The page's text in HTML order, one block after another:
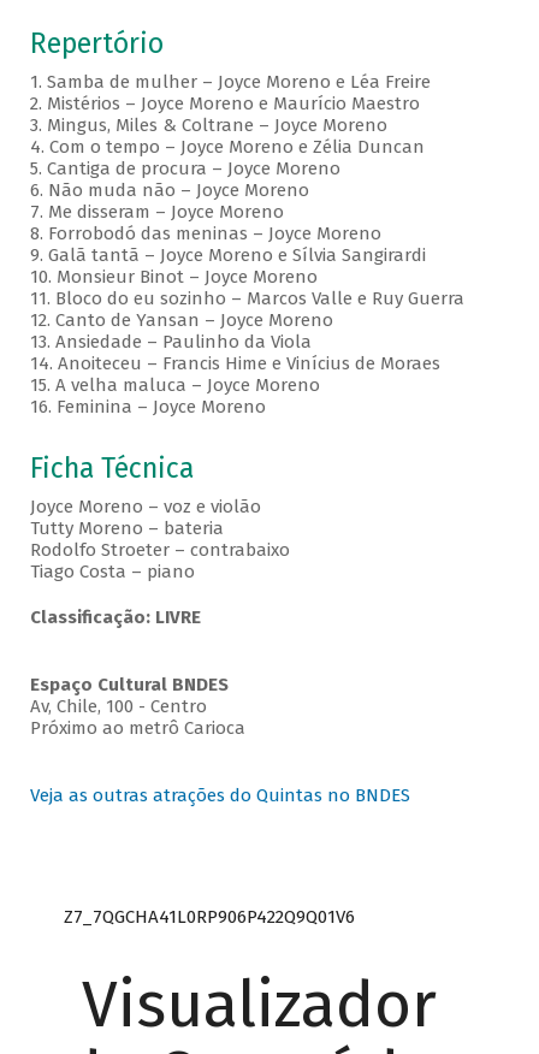
Repertório
1. Samba de mulher – Joyce Moreno e Léa Freire
2. Mistérios – Joyce Moreno e Maurício Maestro
3. Mingus, Miles & Coltrane – Joyce Moreno
4. Com o tempo – Joyce Moreno e Zélia Duncan
5. Cantiga de procura – Joyce Moreno
6. Não muda não – Joyce Moreno
7. Me disseram – Joyce Moreno
8. Forrobodó das meninas – Joyce Moreno
9. Galã tantã – Joyce Moreno e Sílvia Sangirardi
10. Monsieur Binot – Joyce Moreno
11. Bloco do eu sozinho – Marcos Valle e Ruy Guerra
12. Canto de Yansan – Joyce Moreno
13. Ansiedade – Paulinho da Viola
14. Anoiteceu – Francis Hime e Vinícius de Moraes
15. A velha maluca – Joyce Moreno
16. Feminina – Joyce Moreno
Ficha Técnica
Joyce Moreno – voz e violão
Tutty Moreno – bateria
Rodolfo Stroeter – contrabaixo
Tiago Costa – piano
Classificação: LIVRE
Espaço Cultural BNDES
Av, Chile, 100 - Centro
Próximo ao metrô Carioca
Veja as outras atrações do Quintas no BNDES
Z7_7QGCHA41L0RP906P422Q9Q01V6
Visualizador